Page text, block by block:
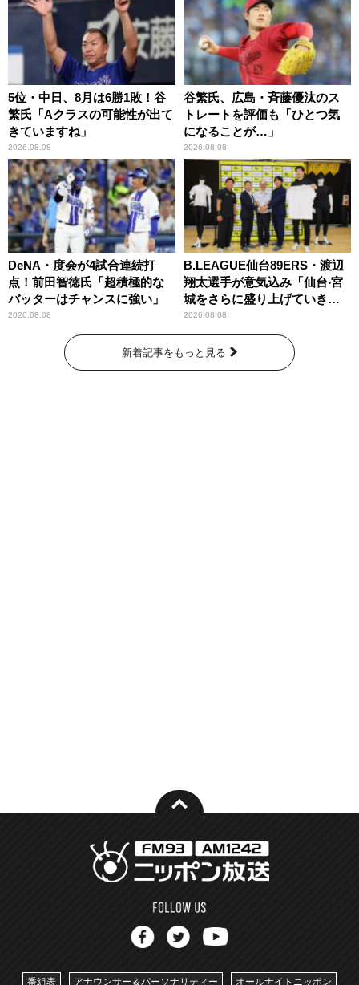
5位・中日、8月は6勝1敗！谷
繁氏「Aクラスの可能性が出て
きていますね」
2026.08.08
谷繁氏、広島・斉藤優汰のス
トレートを評価も「ひとつ気
になることが…」
2026.08.08
DeNA・度会が4試合連続打
点！前田智徳氏「超積極的な
バッターはチャンスに強い」
2026.08.08
B.LEAGUE仙台89ERS・渡辺
翔太選手が意気込み「仙台‧宮
城をさらに盛り上げていきた
いです」
2026.08.08
新着記事をもっと見る
番組表 アナウンサー＆パーソナリティー オールナイトニッポン